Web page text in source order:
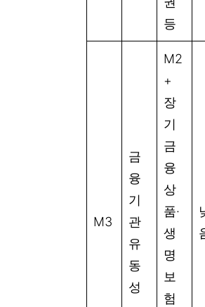
등
M3
금
융
기
관
유
동
성
M2
+
장
기
금
융
상
품·
생
명
보
험